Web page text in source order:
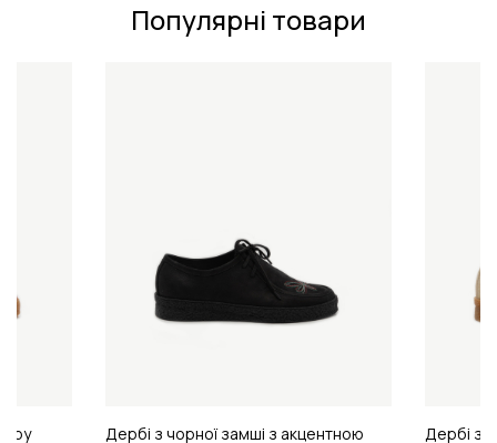
Популярні товари
Дербі з чорної замші з акцентною
Дербі з